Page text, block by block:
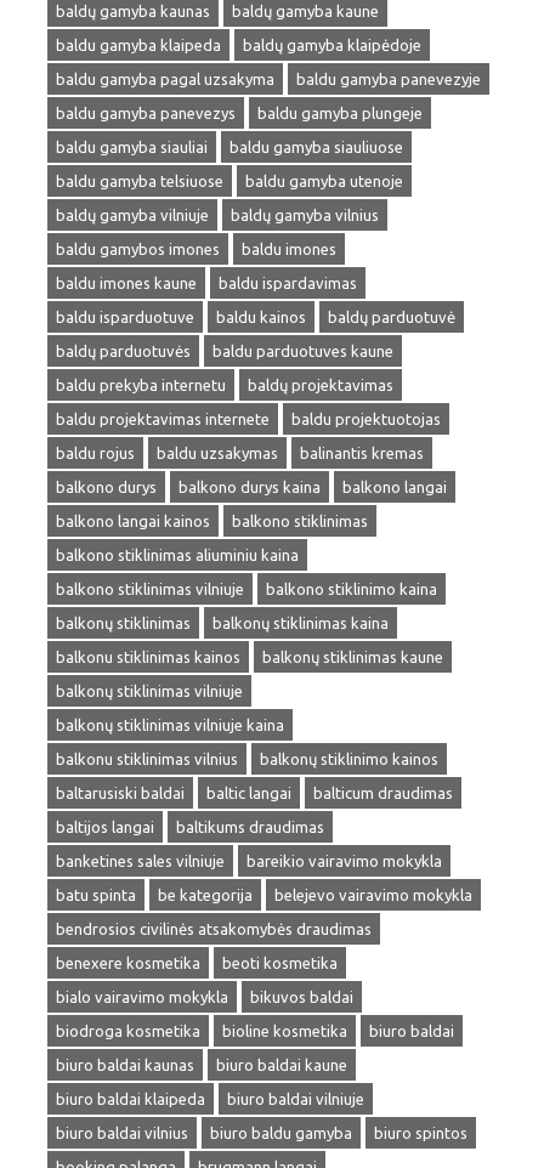
baldų gamyba kaunas
baldų gamyba kaune
baldu gamyba klaipeda
baldų gamyba klaipėdoje
baldu gamyba pagal uzsakyma
baldu gamyba panevezyje
baldu gamyba panevezys
baldu gamyba plungeje
baldu gamyba siauliai
baldu gamyba siauliuose
baldu gamyba telsiuose
baldu gamyba utenoje
baldų gamyba vilniuje
baldų gamyba vilnius
baldu gamybos imones
baldu imones
baldu imones kaune
baldu ispardavimas
baldu isparduotuve
baldu kainos
baldų parduotuvė
baldų parduotuvės
baldu parduotuves kaune
baldu prekyba internetu
baldų projektavimas
baldu projektavimas internete
baldu projektuotojas
baldu rojus
baldu uzsakymas
balinantis kremas
balkono durys
balkono durys kaina
balkono langai
balkono langai kainos
balkono stiklinimas
balkono stiklinimas aliuminiu kaina
balkono stiklinimas vilniuje
balkono stiklinimo kaina
balkonų stiklinimas
balkonų stiklinimas kaina
balkonu stiklinimas kainos
balkonų stiklinimas kaune
balkonų stiklinimas vilniuje
balkonų stiklinimas vilniuje kaina
balkonu stiklinimas vilnius
balkonų stiklinimo kainos
baltarusiski baldai
baltic langai
balticum draudimas
baltijos langai
baltikums draudimas
banketines sales vilniuje
bareikio vairavimo mokykla
batu spinta
be kategorija
belejevo vairavimo mokykla
bendrosios civilinės atsakomybės draudimas
benexere kosmetika
beoti kosmetika
bialo vairavimo mokykla
bikuvos baldai
biodroga kosmetika
bioline kosmetika
biuro baldai
biuro baldai kaunas
biuro baldai kaune
biuro baldai klaipeda
biuro baldai vilniuje
biuro baldai vilnius
biuro baldu gamyba
biuro spintos